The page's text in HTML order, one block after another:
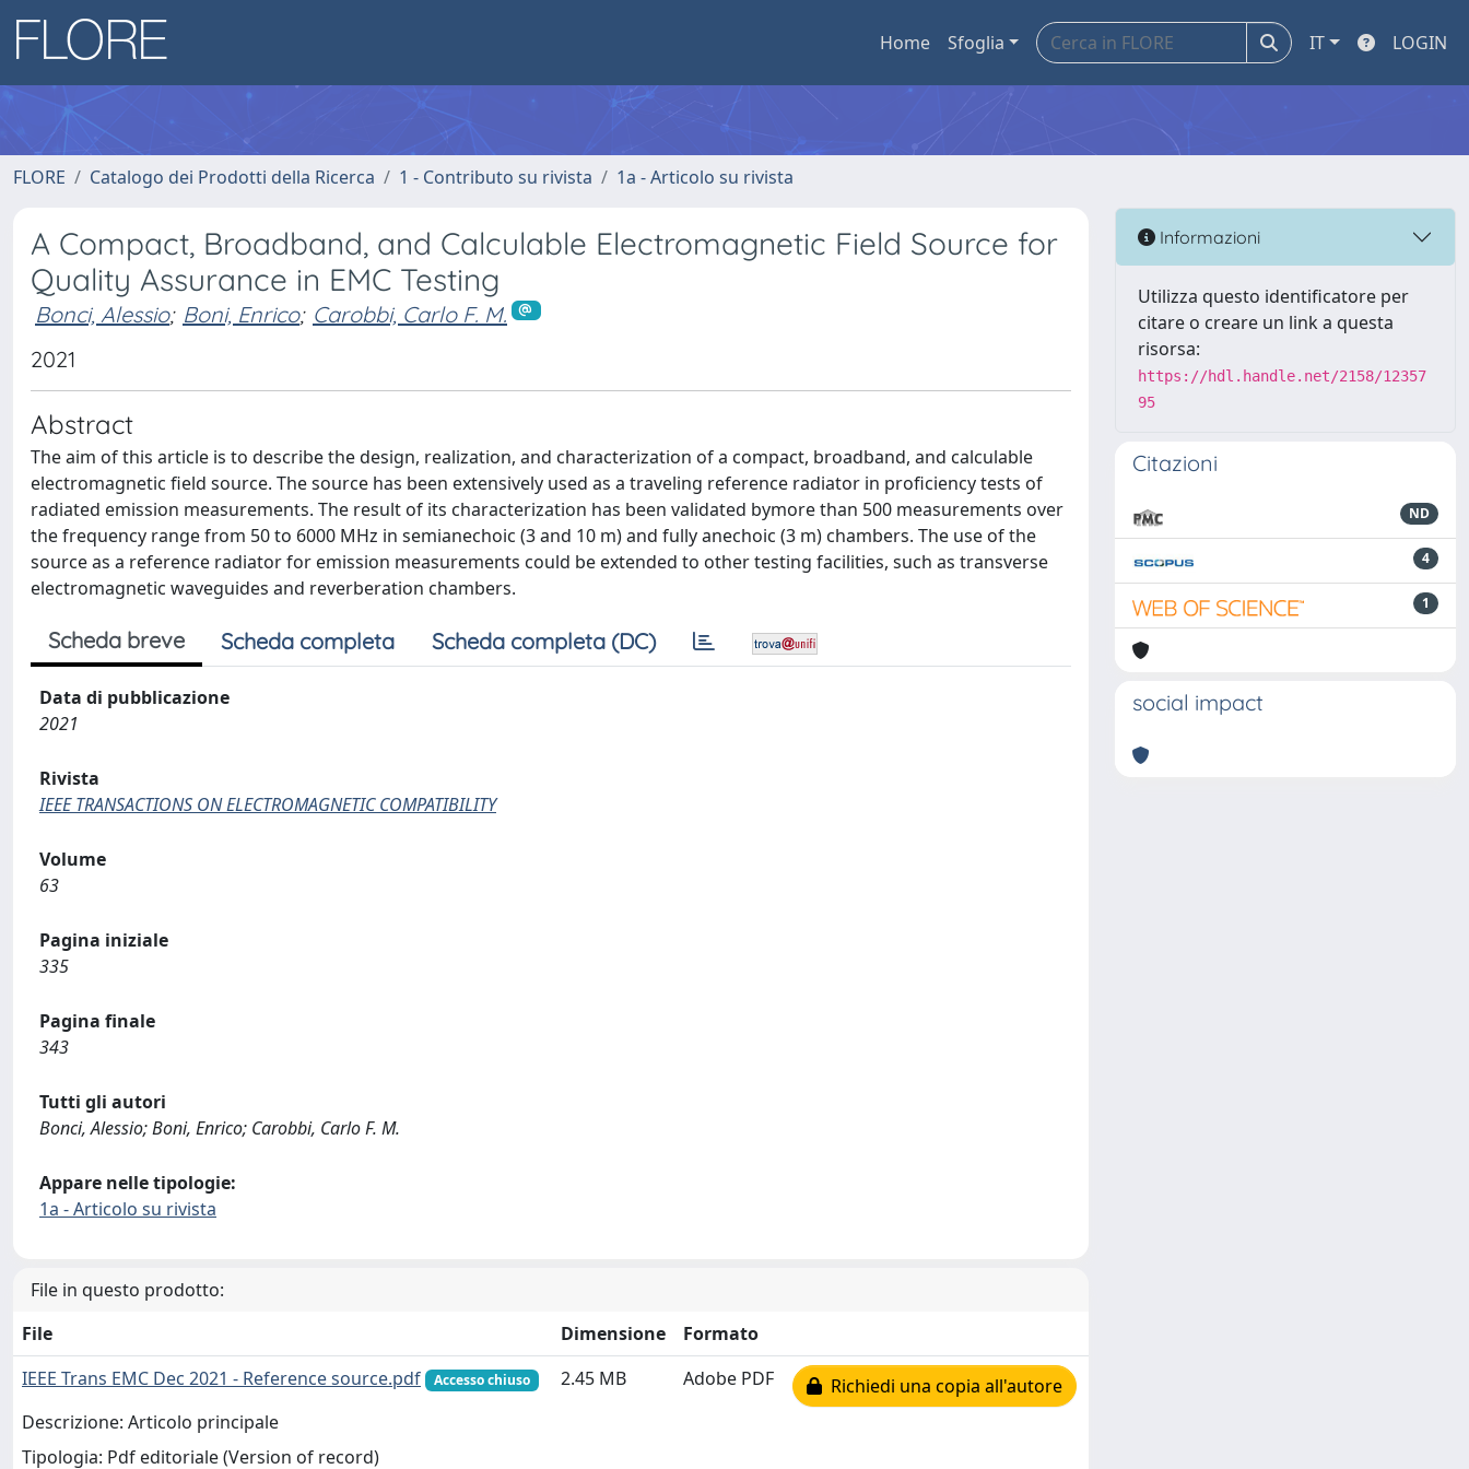
Home Sfoglia IT LOGIN
FLORE Catalogo dei Prodotti della Ricerca 1 - Contributo su rivista 1a - Articolo su rivista
A Compact, Broadband, and Calculable Electromagnetic Field Source for
Quality Assurance in EMC Testing
Bonci, Alessio; Boni, Enrico; Carobbi, Carlo F. M.
2021
Abstract
The aim of this article is to describe the design, realization, and characterization of a compact, broadband, and calculable
electromagnetic field source. The source has been extensively used as a traveling reference radiator in proficiency tests of
radiated emission measurements. The result of its characterization has been validated bymore than 500 measurements over
the frequency range from 50 to 6000 MHz in semianechoic (3 and 10 m) and fully anechoic (3 m) chambers. The use of the
source as a reference radiator for emission measurements could be extended to other testing facilities, such as transverse
electromagnetic waveguides and reverberation chambers.
Scheda breve Scheda completa Scheda completa (DC)
Data di pubblicazione
2021
Rivista
IEEE TRANSACTIONS ON ELECTROMAGNETIC COMPATIBILITY
Volume
63
Pagina iniziale
335
Pagina finale
343
Tutti gli autori
Bonci, Alessio; Boni, Enrico; Carobbi, Carlo F. M.
Appare nelle tipologie:
1a - Articolo su rivista
File in questo prodotto:
File
Dimensione
Formato
IEEE Trans EMC Dec 2021 - Reference source.pdf
Accesso chiuso
Descrizione: Articolo principale
Tipologia: Pdf editoriale (Version of record)
2.45 MB Adobe PDF Richiedi una copia all'autore
Informazioni
Utilizza questo identificatore per
citare o creare un link a questa
risorsa:
https://hdl.handle.net/2158/12357
95
Citazioni
ND
4
1
social impact